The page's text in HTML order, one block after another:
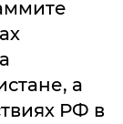
а
РФ в